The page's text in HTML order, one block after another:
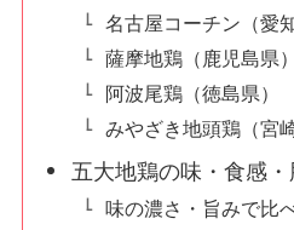
名古屋コーチン（愛
薩摩地鶏（鹿児島県）
阿波尾鶏（徳島県）
みやざき地頭鶏（宮
五大地鶏の味・食感
味の濃さ・旨みで比